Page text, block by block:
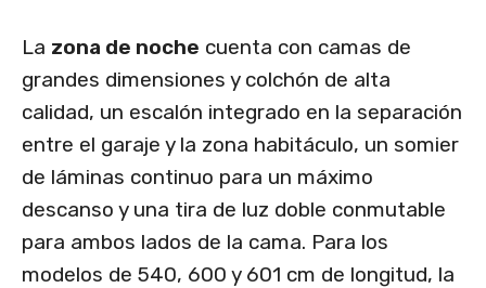
La zona de noche cuenta con camas de
grandes dimensiones y colchón de alta
calidad, un escalón integrado en la separación
entre el garaje y la zona habitáculo, un somier
de láminas continuo para un máximo
descanso y una tira de luz doble conmutable
para ambos lados de la cama. Para los
modelos de 540, 600 y 601 cm de longitud, la